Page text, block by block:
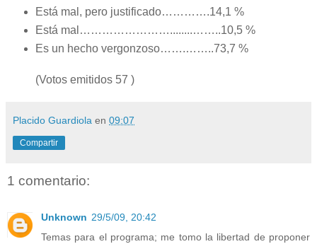
Está mal, pero justificado………….14,1 %
Está mal……………………........……..10,5 %
Es un hecho vergonzoso…….……..73,7 %
(Votos emitidos 57 )
Placido Guardiola en 09:07
Compartir
1 comentario:
Unknown 29/5/09, 20:42
Temas para el programa; me tomo la libertad de proponer